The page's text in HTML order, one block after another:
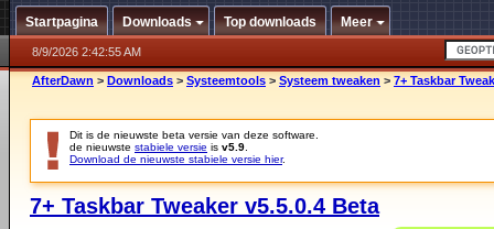
Startpagina Downloads Top downloads Meer
8/9/2026 2:42:55 AM
AfterDawn > Downloads > Systeemtools > Systeem tweaken > 7+ Taskbar
Dit is de nieuwste beta versie van deze software.
de nieuwste stabiele versie is v5.9
Download de nieuwste stabiele versie hier.
7+ Taskbar Tweaker v5.5.0.4 Beta